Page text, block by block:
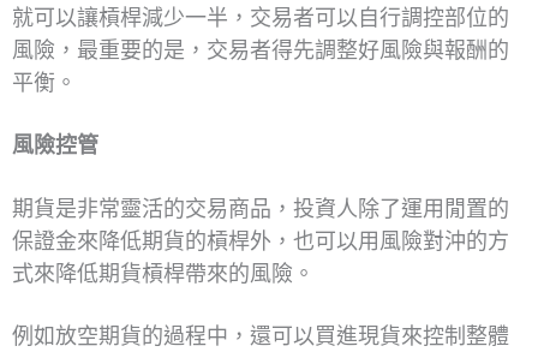
就可以讓槓桿減少一半，交易者可以自行調控部位的
風險，最重要的是，交易者得先調整好風險與報酬的
平衡。
風險控管
期貨是非常靈活的交易商品，投資人除了運用閒置的
保證金來降低期貨的槓桿外，也可以用風險對沖的方
式來降低期貨槓桿帶來的風險。
例如放空期貨的過程中，還可以買進現貨來控制整體